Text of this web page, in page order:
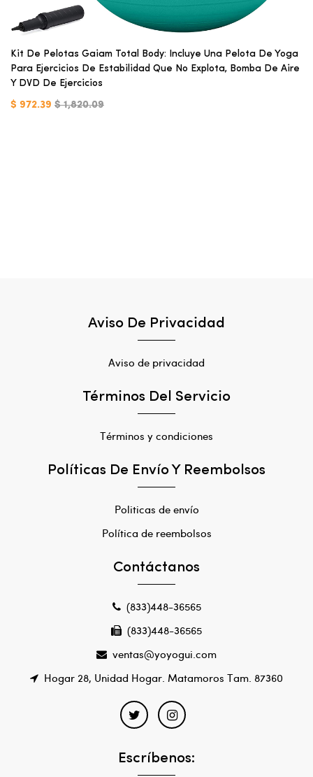
Kit De Pelotas Gaiam Total Body: Incluye Una Pelota De Yoga
Para Ejercicios De Estabilidad Que No Explota, Bomba De Aire
Y DVD De Ejercicios
$ 972.39 $ 1,820.09
Aviso De Privacidad
Aviso de privacidad
Términos Del Servicio
Términos y condiciones
Políticas De Envío Y Reembolsos
Politicas de envío
Política de reembolsos
Contáctanos
(833)448-36565
(833)448-36565
ventas@yoyogui.com
Hogar 28, Unidad Hogar. Matamoros Tam. 87360
Escríbenos: